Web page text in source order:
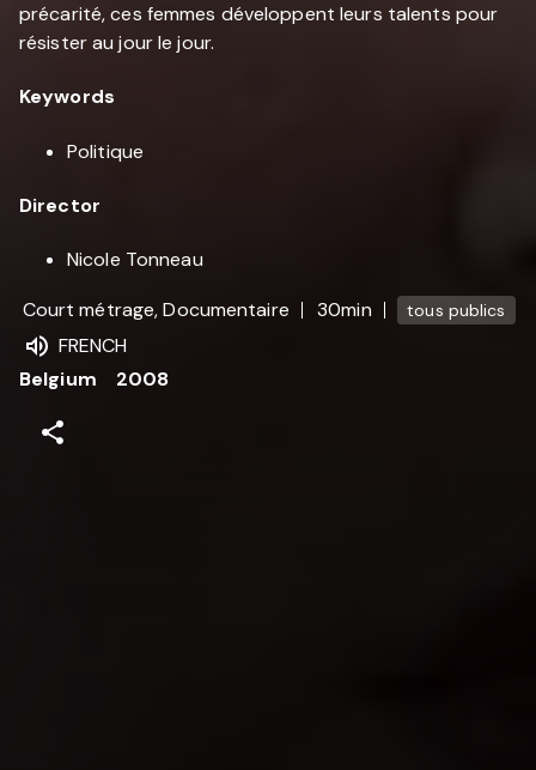
précarité, ces femmes développent leurs talents pour
résister au jour le jour.
Keywords
Politique
Director
Nicole Tonneau
Court métrage, Documentaire
30min tous publics
FRENCH
Belgium
2008